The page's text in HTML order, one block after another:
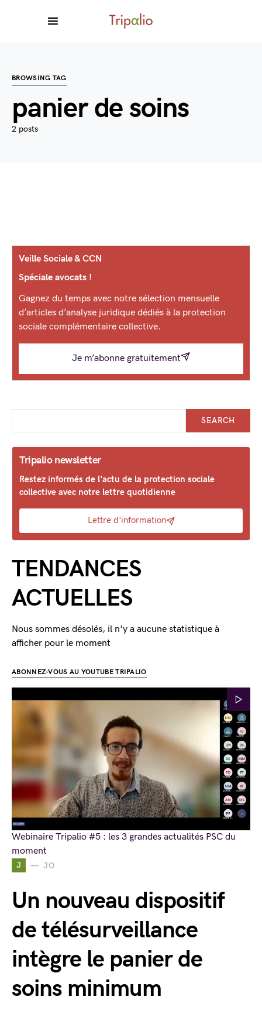
BROWSING TAG
panier de soins
2 posts
J JO
Un nouveau dispositif
de télésurveillance
intègre le panier de
soins minimum
Veille Sociale & CCN
Spéciale avocats !
Gagnez du temps avec notre sélection mensuelle
d’articles d’analyse juridique dédiés à la protection
sociale complémentaire collective.
Je m’abonne gratuitement
SEARCH
Tripalio newsletter
Restez informés de l'actu de la protection sociale
collective avec notre lettre quotidienne
Lettre d'information
TENDANCES
ACTUELLES
Nous sommes désolés, il n'y a aucune statistique à
afficher pour le moment
ABONNEZ-VOUS AU YOUTUBE TRIPALIO
Webinaire Tripalio #5 : les 3 grandes actualités PSC du
moment